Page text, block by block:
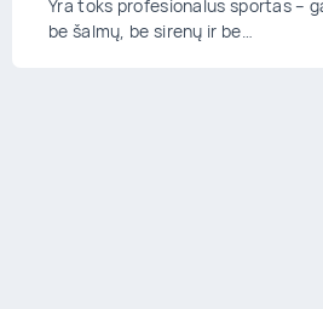
Yra toks profesionalus sportas –
be šalmų, be sirenų ir be…